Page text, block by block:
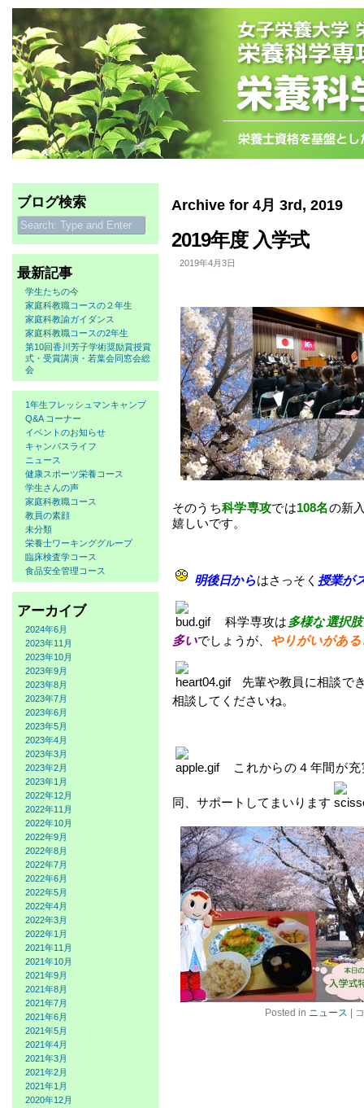
ブログ検索
最新記事
学生たちの今
家庭科教職コースの２年生
家庭科教諭ガイダンス
家庭科教職コースの2年生
第10回香川芳子学術奨励賞授賞
式・受賞講演・若葉会同窓会総
会
1年生フレッシュマンキャンプ
Q&A コーナー
イベントのお知らせ
キャンパスライフ
ニュース
健康スポーツ栄養コース
学生さんの声
家庭科教職コース
教員の素顔
未分類
栄養士ワーキンググループ
臨床検査学コース
食品安全管理コース
アーカイブ
2024年6月
2023年11月
2023年10月
2023年9月
2023年8月
2023年7月
2023年6月
2023年5月
2023年4月
2023年3月
2023年2月
2023年1月
2022年12月
2022年11月
2022年10月
2022年9月
2022年8月
2022年7月
2022年6月
2022年5月
2022年4月
2022年3月
2022年1月
2021年11月
2021年10月
2021年9月
2021年8月
2021年7月
2021年6月
2021年5月
2021年4月
2021年3月
2021年2月
2021年1月
2020年12月
Archive for 4月 3rd, 2019
2019年度 入学式
2019年4月3日
そのうち科学専攻では108名の新
嬉しいです。
明後日からはさっそく 授業が
科学専攻は 多様な選択肢
多いでしょうが、 やりがいがある
先輩や教員に相談で
相談してくださいね。
これからの４年間が
同、サポートしてまいります
Posted in ニュース |